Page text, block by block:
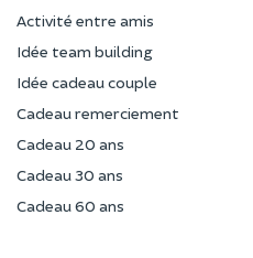
Activité entre amis
Idée team building
Idée cadeau couple
Cadeau remerciement
Cadeau 20 ans
Cadeau 30 ans
Cadeau 60 ans